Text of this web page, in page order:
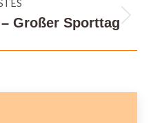
Großer Sporttag